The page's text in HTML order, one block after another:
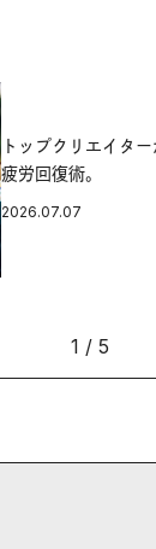
トップクリエイタ
疲労回復術。
2026.07.07
1 / 5